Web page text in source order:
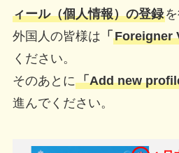
ィール（個人情報）の登録を
外国人の皆様は 「 Foreigner
ください。
そのあとに「Add new
進んでください。